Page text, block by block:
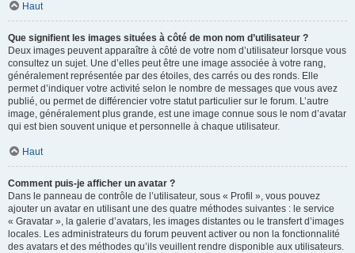
Haut
Que signifient les images situées à côté de mon nom d’utilisateur ?
Deux images peuvent apparaître à côté de votre nom d’utilisateur lorsque vous
consultez un sujet. Une d’elles peut être une image associée à votre rang,
généralement représentée par des étoiles, des carrés ou des ronds. Elle
permet d’indiquer votre activité selon le nombre de messages que vous avez
publié, ou permet de différencier votre statut particulier sur le forum. L’autre
image, généralement plus grande, est une image connue sous le nom d’avatar
qui est bien souvent unique et personnelle à chaque utilisateur.
Haut
Comment puis-je afficher un avatar ?
Dans le panneau de contrôle de l’utilisateur, sous « Profil », vous pouvez
ajouter un avatar en utilisant une des quatre méthodes suivantes : le service
« Gravatar », la galerie d’avatars, les images distantes ou le transfert d’images
locales. Les administrateurs du forum peuvent activer ou non la fonctionnalité
des avatars et des méthodes qu’ils veuillent rendre disponible aux utilisateurs.